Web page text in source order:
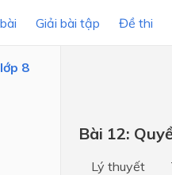
Giải bài tập Đề thi
8
Bài 12:
Lý thuyết